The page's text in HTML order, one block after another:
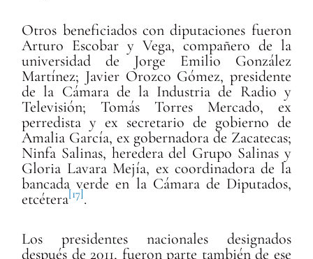
Otros beneficiados con diputaciones fueron
Arturo Escobar y Vega, compañero de la
universidad de Jorge Emilio González
Martínez; Javier Orozco Gómez, presidente
de la Cámara de la Industria de Radio y
Televisión; Tomás Torres Mercado, ex
perredista y ex secretario de gobierno de
Amalia García, ex gobernadora de Zacatecas;
Ninfa Salinas, heredera del Grupo Salinas y
Gloria Lavara Mejía, ex coordinadora de la
bancada verde en la Cámara de Diputados,
etcétera[17] .
Los presidentes nacionales designados
después de 2011, fueron parte también de ese